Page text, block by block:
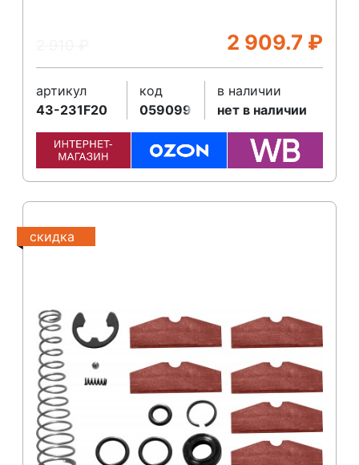
2 909.7 ₽
артикул
43-231F20
код
059099
в наличии
нет в наличии
скидка